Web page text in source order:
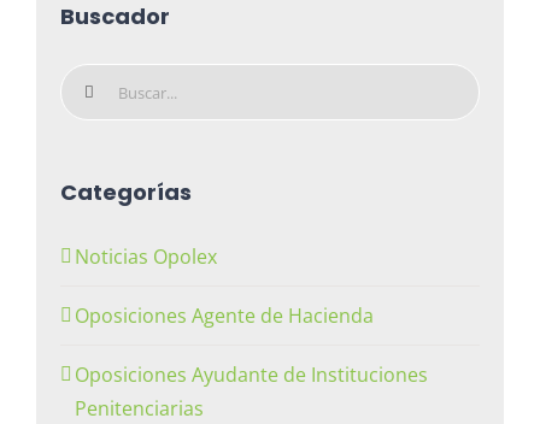
Buscador
Buscar:
Categorías
Noticias Opolex
Oposiciones Agente de Hacienda
Oposiciones Ayudante de Instituciones
Penitenciarias